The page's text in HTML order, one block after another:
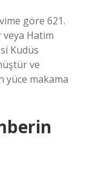
göre 621.
veya Hatim
Kudüs
ve
yüce makama